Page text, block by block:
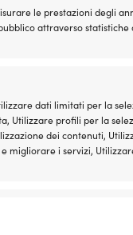
le prestazioni degli
attraverso statistiche
dati limitati per la
Utilizzare profili per la
dei contenuti,
migliorare i servizi,